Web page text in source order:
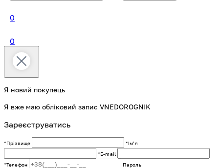
0
0
Я новий покупець
Я вже маю обліковий запис VNEDOROGNIK
Зареєструватись
*Прізвище
*Імʼя
*E-mail
*Телефон
Пароль